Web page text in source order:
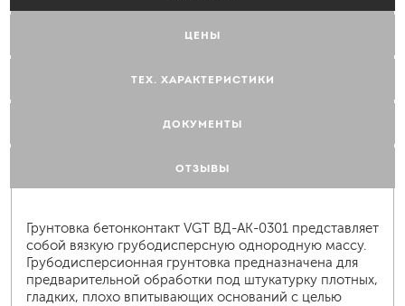
ЦЕНЫ
ТЕХ. ХАРАКТЕРИСТИКИ
ДОКУМЕНТЫ
ОТЗЫВЫ
Грунтовка бетонконтакт VGT ВД-АК-0301 представляет
собой вязкую грубодисперсную однородную массу.
Грубодисперсионная грунтовка предназначена для
предварительной обработки под штукатурку плотных,
гладких, плохо впитывающих оснований с целью